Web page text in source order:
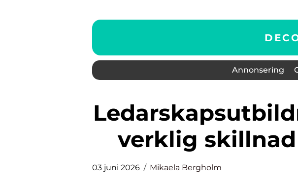
Annonsering
Ledarskapsutbildning som gör
verklig
03 juni 2026 Mikaela Bergholm